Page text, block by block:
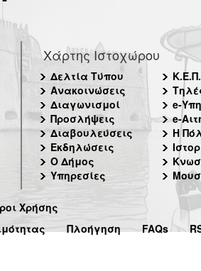
Χάρτης Ιστοχώρου
Δελτία Τύπου
Ανακοινώσεις
Διαγωνισμοί
Προσλήψεις
Διαβουλεύσεις
Εκδηλώσεις
Ο Δήμος
Υπηρεσίες
Κ.Ε.Π.
e-
e-
Η
Χρήσης
Πλοήγηση FAQs